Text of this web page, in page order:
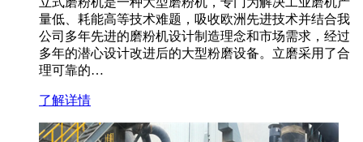
量低、耗能高等技术难题，吸收欧洲先进技术并结合我
公司多年先进的磨粉机设计制造理念和市场需求，经过
多年的潜心设计改进后的大型粉磨设备。立磨采用了合
理可靠的…
了解详情